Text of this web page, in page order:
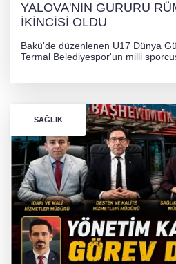
YALOVA'NIN GURURU
İKİNCİSİ OLDU
Bakü'de düzenlenen U17 Dünya
Termal Belediyespor'un milli
SAĞLIK